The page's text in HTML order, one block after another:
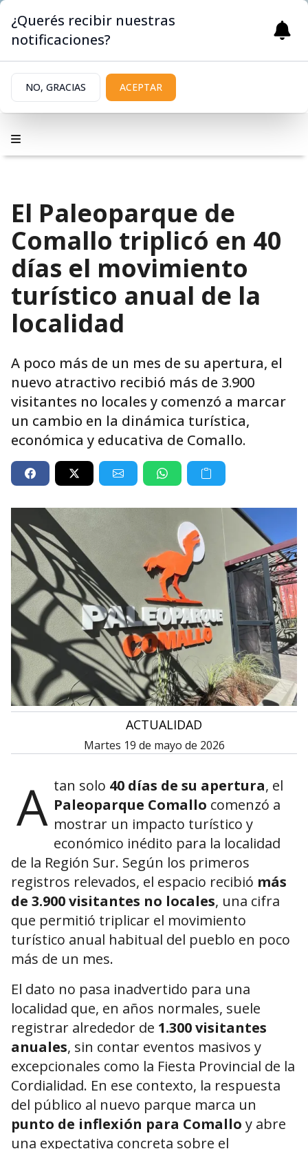
El Paleoparque de
Comallo triplicó en 40
días el movimiento
turístico anual de la
localidad
A poco más de un mes de su apertura, el
nuevo atractivo recibió más de 3.900
visitantes no locales y comenzó a marcar
un cambio en la dinámica turística,
económica y educativa de Comallo.
ACTUALIDAD
martes 19 de mayo de 2026
A tan solo 40 días de su apertura, el
Paleoparque Comallo comenzó a
mostrar un impacto turístico y
económico inédito para la localidad
de la Región Sur. Según los primeros
registros relevados, el espacio recibió más
de 3.900 visitantes no locales, una cifra
que permitió triplicar el movimiento
turístico anual habitual del pueblo en poco
más de un mes.
El dato no pasa inadvertido para una
localidad que, en años normales, suele
registrar alrededor de 1.300 visitantes
anuales, sin contar eventos masivos y
excepcionales como la Fiesta Provincial de la
Cordialidad. En ese contexto, la respuesta
del público al nuevo parque marca un
punto de inflexión para Comallo y abre
una expectativa concreta sobre el
¿Querés recibir nuestras
notificaciones?
NO, GRACIAS ACEPTAR